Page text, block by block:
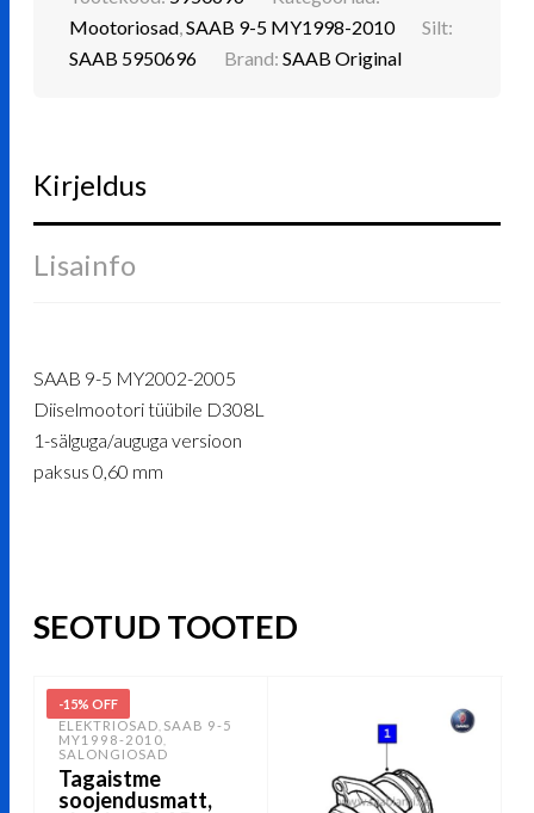
Mootoriosad,SAAB 9-5 MY1998-2010
Silt:
SAAB 5950696
Brand:SAAB Original
Kirjeldus
Lisainfo
SAAB 9-5 MY2002-2005
Diiselmootori tüübile D308L
1-sälguga/auguga versioon
paksus 0,60 mm
SEOTUD TOOTED
-15% OFF
ELEKTRIOSAD SAAB 9-5
MY1998-2010
SALONGIOSAD
Tagaistme
soojendusmatt,